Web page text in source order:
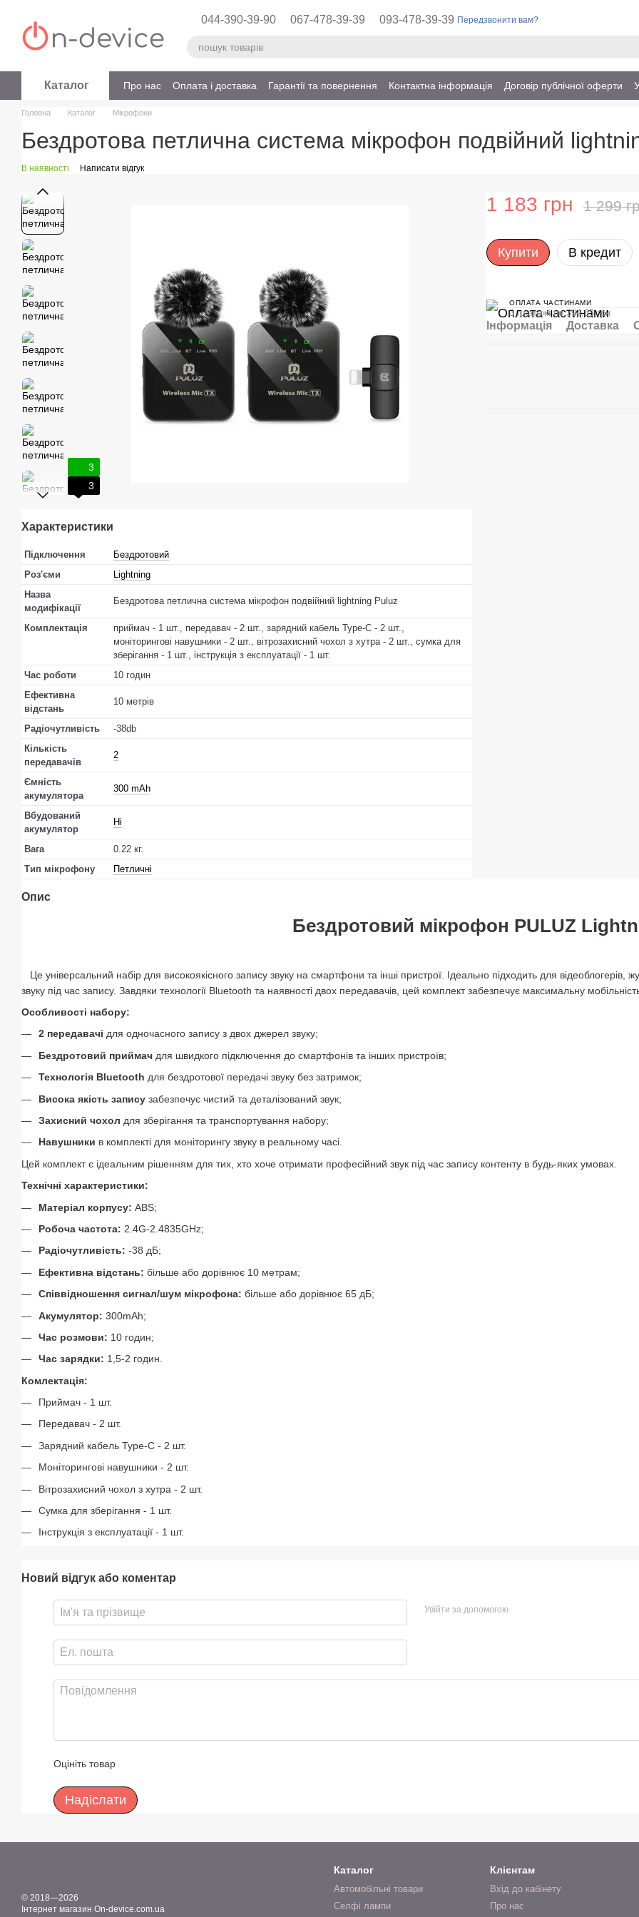
044-390-39-90 067-478-39-39 093-478-39-39 Передзвонити вам?
Каталог Про нас Оплата і доставка Гарантії та повернення Контактна інформація Договір публічної оферти
Головна Каталог Мікрофони
Бездротова петлична система мікрофон подвійний
В наявності Написати відгук
3
3
Характеристики
Підключення
Бездротовий
Роз'єми
Lightning
Назва
модифікації
Бездротова петлична система мікрофон подвійний lightning Puluz
Комплектація
приймач - 1 шт., передавач - 2 шт., зарядний кабель Type-C - 2 шт.,
моніторингові навушники - 2 шт., вітрозахисний чохол з хутра - 2 шт., сумка для
зберігання - 1 шт., інструкція з експлуатації - 1 шт.
Час роботи
10 годин
Ефективна
відстань
10 метрів
Радіочутливість
-38db
Кількість
передавачів
2
Ємність
акумулятора
300 mAh
Вбудований
акумулятор
Ні
Вага
0.22 кг.
Тип мікрофону
Петличні
1 183 грн 1 299
Купити В кредит
ОПЛАТА ЧАСТИНАМИ
3 платежі по 394.33 грн
Інформація Доставка
Опис
Бездротовий мікрофон PULUZ
Це універсальний набір для високоякісного запису звуку на смартфони та інші пристрої. Ідеально підходить для відеоблогерів,
звуку під час запису. Завдяки технології Bluetooth та наявності двох передавачів, цей комплект забезпечує максимальну
Особливості набору:
2 передавачі для одночасного запису з двох джерел звуку;
Бездротовий приймач для швидкого підключення до смартфонів та інших пристроїв;
Технологія Bluetooth для бездротової передачі звуку без затримок;
Висока якість запису забезпечує чистий та деталізований звук;
Захисний чохол для зберігання та транспортування набору;
Навушники в комплекті для моніторингу звуку в реальному часі.
Цей комплект є ідеальним рішенням для тих, хто хоче отримати професійний звук під час запису контенту в будь-яких умовах.
Технічні характеристики:
Матеріал корпусу: ABS;
Робоча частота: 2.4G-2.4835GHz;
Радіочутливість: -38 дБ;
Ефективна відстань: більше або дорівнює 10 метрам;
Співвідношення сигнал/шум мікрофона: більше або дорівнює 65 дБ;
Акумулятор: 300mAh;
Час розмови: 10 годин;
Час зарядки: 1,5-2 годин.
Комлектація:
Приймач - 1 шт.
Передавач - 2 шт.
Зарядний кабель Type-C - 2 шт.
Моніторингові навушники - 2 шт.
Вітрозахисний чохол з хутра - 2 шт.
Сумка для зберігання - 1 шт.
Інструкція з експлуатації - 1 шт.
Новий відгук або коментар
Увійти за допомогою
Оцініть товар
Надіслати
© 2018—2026
Інтернет магазин On-device.com.ua
Каталог
Автомобільні товари
Селфі лампи
Клієнтам
Вхід до кабінету
Про нас